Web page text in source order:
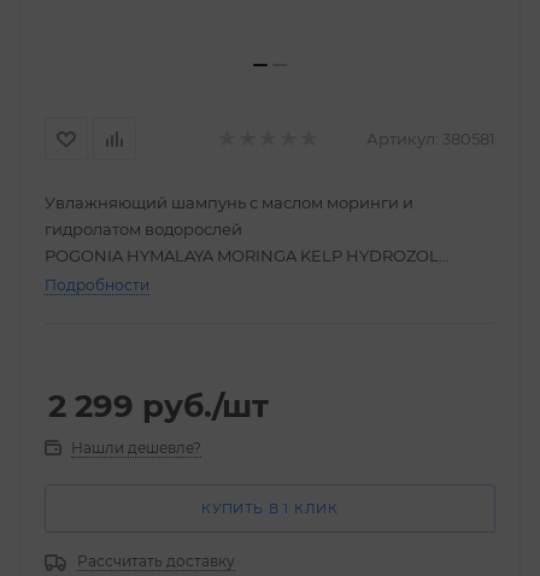
Артикул: 380581
Увлажняющий шампунь с маслом моринги и
гидролатом водорослей
POGONIA HYMALAYA MORINGA KELP HYDROZOL
RENEWING SHAMPOO
Подробности
2 299 руб./шт
Нашли дешевле?
КУПИТЬ В 1 КЛИК
Рассчитать доставку